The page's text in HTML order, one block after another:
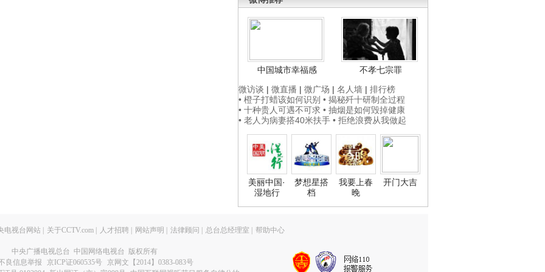
中国城市幸福感
不孝七宗罪
微访谈 | 微直播 | 微广场 | 名人墙 | 排行榜
• 橙子打蜡该如何识别 • 揭秘歼十研制全过程
• 十种贵人可遇不可求 • 抽烟是如何毁掉健康
• 老人为病妻搭40米扶手 • 拒绝浪费从我做起
美丽中国·
湿地行
梦想星搭
档
我要上春
晚
开门大吉
电视台网站 关于CCTV.com 人才招聘 网站声明 法律顾问 总台总经理室 帮助中心
中央广播电视总台 中国网络电视台 版权所有
良信息举报
京ICP证060535号
京网文【2014】0383-083号